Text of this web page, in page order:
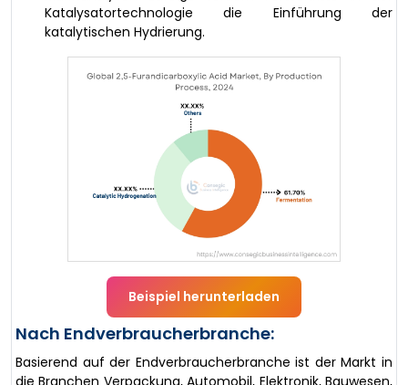
Katalysatortechnologie die Einführung der
katalytischen Hydrierung.
Beispiel herunterladen
Nach Endverbraucherbranche:
Basierend auf der Endverbraucherbranche ist der Markt in